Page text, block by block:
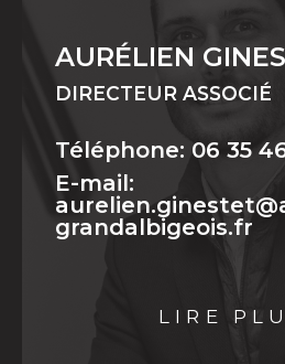
AURÉLIEN
DIRECTEUR ASSOCIÉ
Téléphone: 06 35
E-mail:
grandalbigeois.fr
LIRE